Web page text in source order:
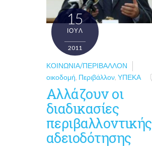
15
ΙΟΎΛ
2011
ΚΟΙΝΩΝΊΑ/ΠΕΡΙΒΆΛΛΟΝ
οικοδομή, Περιβάλλον, ΥΠΕΚΑ
Αλλάζουν οι
διαδικασίες
περιβαλλοντικής
αδειοδότησης